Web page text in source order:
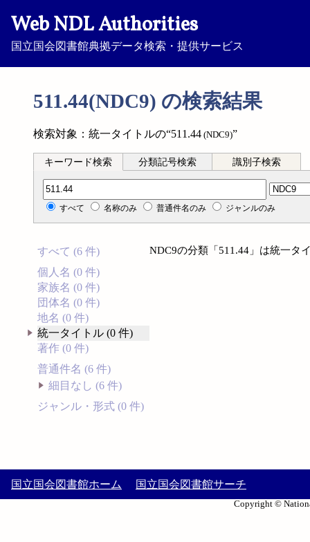
Web NDL Authorities
国立国会図書館典拠データ検索・提供サービス
511.44(NDC9) の検索結果
検索対象：統一タイトルの“511.44 (NDC9)”
キーワード検索 分類記号検索 識別子検索
分類記号検索
すべて 名称のみ 普通件名のみ ジャンルのみ
すべて (6 件)
個人名 (0 件)
家族名 (0 件)
団体名 (0 件)
地名 (0 件)
統一タイトル (0 件)
著作 (0 件)
普通件名 (6 件)
細目なし (6 件)
ジャンル・形式 (0 件)
NDC9の分類「511.44」は統一タ
国立国会図書館ホーム 国立国会図書館サーチ
Copyright ©